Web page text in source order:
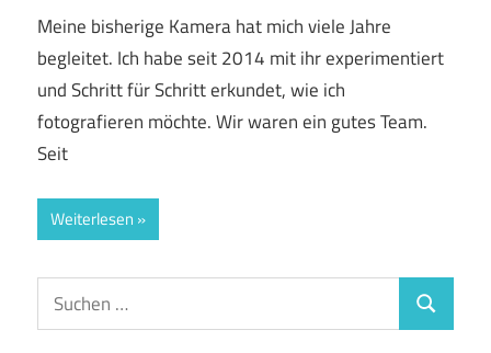
Meine bisherige Kamera hat mich viele Jahre
begleitet. Ich habe seit 2014 mit ihr experimentiert
und Schritt für Schritt erkundet, wie ich
fotografieren möchte. Wir waren ein gutes Team.
Seit
Weiterlesen
Suchen
nach:
Suchen